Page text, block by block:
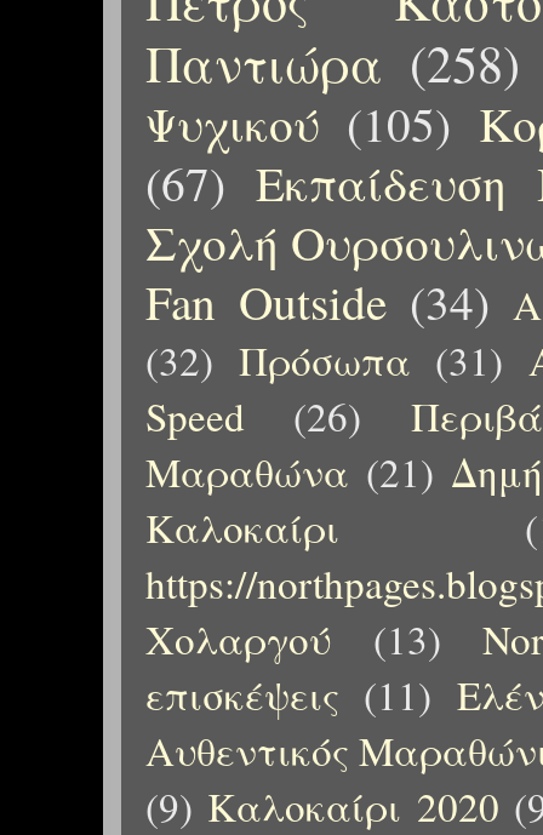
Παντιώρα (258)
Ψυχικού (105)
(67) Εκπαίδευση
Σχολή
Fan Outside (34)
(32) Πρόσωπα (31)
Speed
(26)
Μαραθώνα (21)
Καλοκαίρι
https://
Χολαργού
(13)
επισκέψεις (11)
Αυθεντικός
(9) Καλοκαίρι 2020